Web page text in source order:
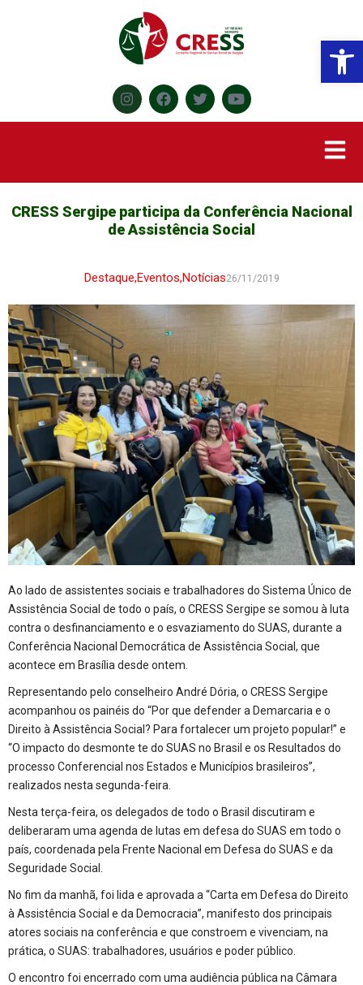
CRESS Sergipe participa da Conferência Nacional
de Assistência Social
Destaque,Eventos,Notícias26/11/2019
Ao lado de assistentes sociais e trabalhadores do Sistema Único de
Assistência Social de todo o país, o CRESS Sergipe se somou à luta
contra o desfinanciamento e o esvaziamento do SUAS, durante a
Conferência Nacional Democrática de Assistência Social, que
acontece em Brasília desde ontem.
Representando pelo conselheiro André Dória, o CRESS Sergipe
acompanhou os painéis do “Por que defender a Demarcaria e o
Direito à Assistência Social? Para fortalecer um projeto popular!” e
“O impacto do desmonte te do SUAS no Brasil e os Resultados do
processo Conferencial nos Estados e Municípios brasileiros”,
realizados nesta segunda-feira.
Nesta terça-feira, os delegados de todo o Brasil discutiram e
deliberaram uma agenda de lutas em defesa do SUAS em todo o
país, coordenada pela Frente Nacional em Defesa do SUAS e da
Seguridade Social.
No fim da manhã, foi lida e aprovada a “Carta em Defesa do Direito
à Assistência Social e da Democracia”, manifesto dos principais
atores sociais na conferência e que constroem e vivenciam, na
prática, o SUAS: trabalhadores, usuários e poder público.
O encontro foi encerrado com uma audiência pública na Câmara